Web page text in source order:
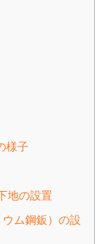
様子
地の設置
ム鋼鈑）の設